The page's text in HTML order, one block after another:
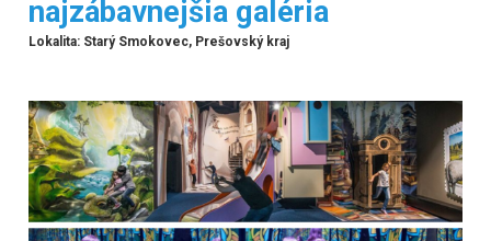
najzábavnejšia galéria
Lokalita: Starý Smokovec, Prešovský kraj